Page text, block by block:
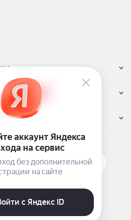
Sodium Metasilicate;
2,5-Diamine Sulfate; 4,5-
Pyrazole Sulfate; 2-Chloro-
N,N-Bis(2-Hydroxyethyl)-p-
4-Chlororesorcinol; 1-
НА РАССЫЛКУ
ВОПРОС